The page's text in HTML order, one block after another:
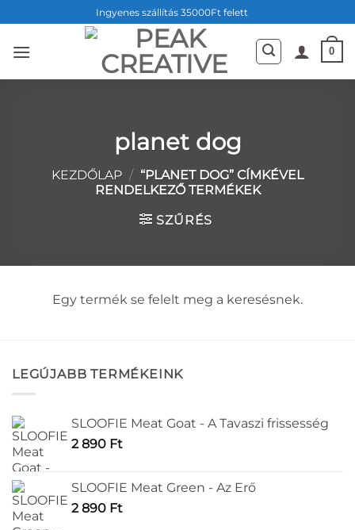
to
content
Ingyenes szállítás 35000Ft felett
0
planet dog
KEZDŐLAP / “PLANET DOG” CÍMKÉVEL
RENDELKEZŐ TERMÉKEK
SZŰRÉS
Egy termék se felelt meg a keresésnek.
LEGÚJABB TERMÉKEINK
SLOOFIE Meat Goat - A Tavaszi frissesség
2 890 Ft
SLOOFIE Meat Green - Az Erő
2 890 Ft